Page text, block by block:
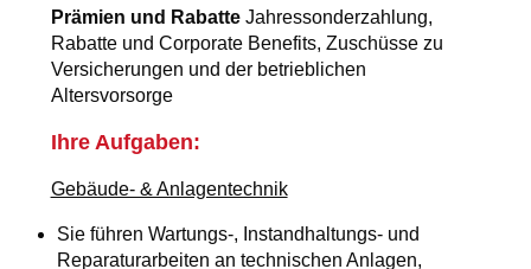
Prämien und RabatteJahressonderzahlung,
Rabatte und Corporate Benefits, Zuschüsse zu
Versicherungen und der betrieblichen
Altersvorsorge
Ihre Aufgaben:
Gebäude- & Anlagentechnik
Sie führen Wartungs-, Instandhaltungs- und
Reparaturarbeiten an technischen Anlagen,